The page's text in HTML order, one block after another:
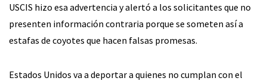
USCIS hizo esa advertencia y alertó a los solicitantes que no
presenten información contraria porque se someten así a
estafas de coyotes que hacen falsas promesas.
Estados Unidos va a deportar a quienes no cumplan con el